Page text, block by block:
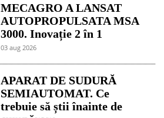
MECAGRO A LANSAT
AUTOPROPULSATA MSA
3000. Inovație 2 în 1
03 aug 2026
APARAT DE SUDURĂ
SEMIAUTOMAT. Ce
trebuie să știi înainte de